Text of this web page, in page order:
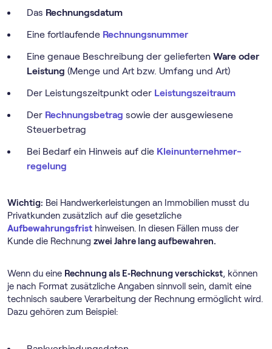
Das Rechnungsdatum
Eine fortlaufende Rechnungsnummer
Eine genaue Beschreibung der gelieferten Ware oder
Leistung (Menge und Art bzw. Umfang und Art)
Der Leistungszeitpunkt oder Leistungszeitraum
Der Rechnungsbetrag sowie der ausgewiesene
Steuerbetrag
Bei Bedarf ein Hinweis auf die Klein­unternehmer­
regelung
Wichtig: Bei Handwerkerleistungen an Immobilien musst du
Privatkunden zusätzlich auf die gesetzliche
Aufbewahrungsfrist hinweisen. In diesen Fällen muss der
Kunde die Rechnung zwei Jahre lang aufbewahren.
Wenn du eine Rechnung als E‑Rechnung verschickst, können
je nach Format zusätzliche Angaben sinnvoll sein, damit eine
technisch saubere Verarbeitung der Rechnung ermöglicht wird.
Dazu gehören zum Beispiel: